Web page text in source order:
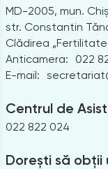
MD-2005, mun.
str. Constantin
Clădirea
Anticamera:
022
E-mail:
Centrul de
022 822 024
Dorești să obții